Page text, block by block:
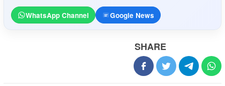
WhatsApp Channel Google News
SHARE